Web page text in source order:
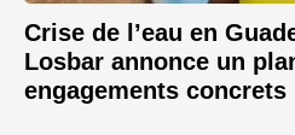
Crise de l’eau en
Losbar annonce un
engagements concrets